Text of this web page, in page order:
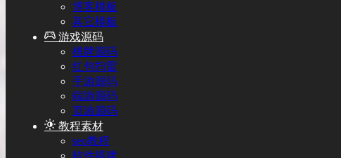
博客模板
其它模板
游戏源码
棋牌源码
红包扫雷
手游源码
端游源码
页游源码
教程素材
seo教程